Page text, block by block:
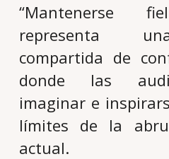
“Mantenerse
representa
compartida de
donde las
imaginar e
límites de la
actual.